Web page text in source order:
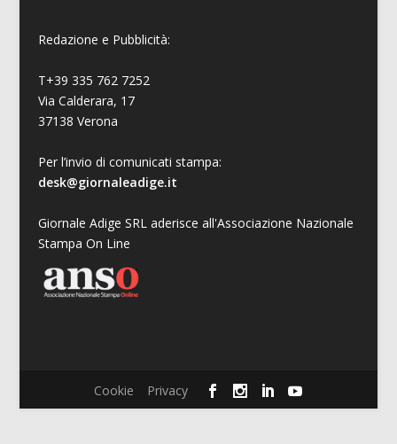
Redazione e Pubblicità:
T+39 335 762 7252
Via Calderara, 17
37138 Verona
Per l’invio di comunicati stampa:
desk@giornaleadige.it
Giornale Adige SRL aderisce all'Associazione Nazionale
Stampa On Line
Cookie Privacy